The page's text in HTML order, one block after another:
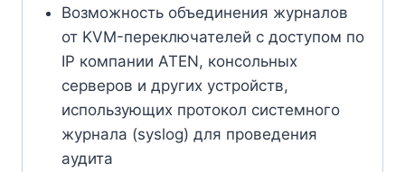
Возможность объединения журналов
от KVM-переключателей с доступом по
IP компании ATEN, консольных
серверов и других устройств,
использующих протокол системного
журнала (syslog) для проведения
аудита